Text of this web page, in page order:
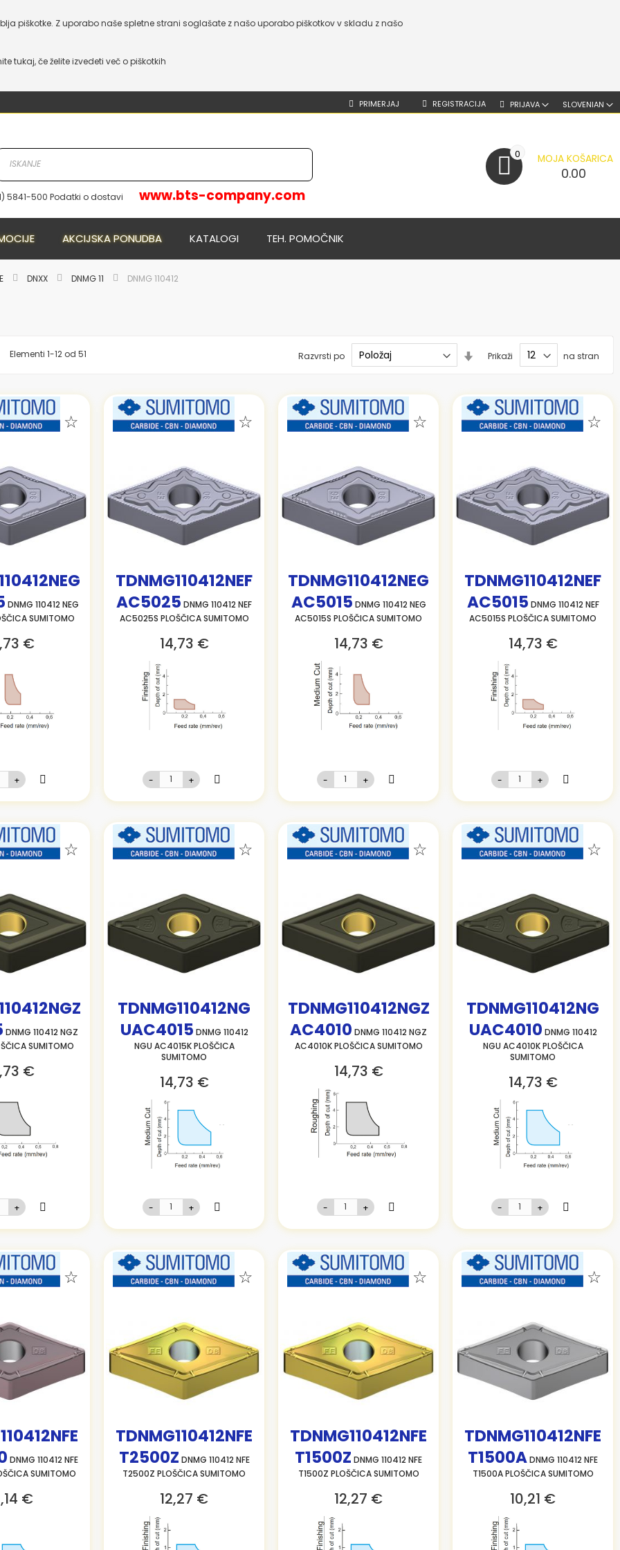
piškotke. Z uporabo naše spletne strani soglašate z našo uporabo piškotkov v skladu z našo
tukaj, če želite izvedeti več o piškotkih
SLOVENIAN
PRIMERJAJ PRIJAVA
REGISTRACIJA
5841-500 Podatki o dostavi www.bts-company.com
MOJA KOŠARICA
0.00
0
NOVO NOVO
AKCIJSKA PONUDBA KATALOGI TEH. POMOČNIK
DNXX DNMG 11 DNMG 110412
Elementi 1-12 od 51 Prikaži na stran
Razvrsti po
Nastavi
DNMG 110412 NEG
SUMITOMO
€
+
TDNMG110412NEF
AC5025 DNMG 110412 NEF
AC5025S PLOŠČICA SUMITOMO
14,73 €
- +
TDNMG110412NEG
AC5015 DNMG 110412 NEG
AC5015S PLOŠČICA SUMITOMO
14,73 €
- +
TDNMG110412NEF
AC5015 DNMG 110412 NEF
AC5015S PLOŠČICA SUMITOMO
14,73 €
- +
DNMG 110412 NGZ
SUMITOMO
€
+
TDNMG110412NG
UAC4015 DNMG 110412
NGU AC4015K PLOŠČICA
SUMITOMO
14,73 €
- +
TDNMG110412NGZ
AC4010 DNMG 110412 NGZ
AC4010K PLOŠČICA SUMITOMO
14,73 €
- +
TDNMG110412NG
UAC4010 DNMG 110412
NGU AC4010K PLOŠČICA
SUMITOMO
14,73 €
- +
DNMG 110412 NFE
SUMITOMO
€
TDNMG110412NFE
T2500Z DNMG 110412 NFE
T2500Z PLOŠČICA SUMITOMO
12,27 €
TDNMG110412NFE
T1500Z DNMG 110412 NFE
T1500Z PLOŠČICA SUMITOMO
12,27 €
TDNMG110412NFE
T1500ADNMG 110412 NFE
T1500A PLOŠČICA SUMITOMO
10,21 €